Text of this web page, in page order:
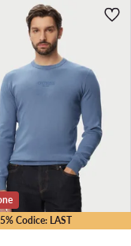
Codice: LAST